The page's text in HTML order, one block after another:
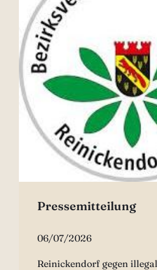
Pressemitteilung
06/07/2026
Reinickendorf gegen